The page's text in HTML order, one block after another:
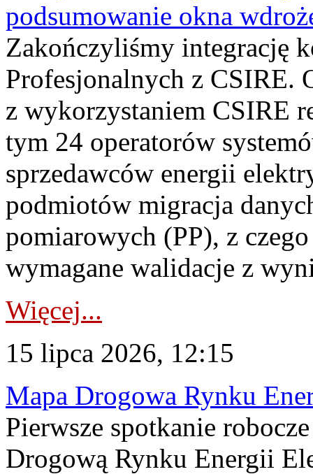
podsumowanie okna
Zakończyliśmy integrację
Profesjonalnych z CSIRE.
z wykorzystaniem CSIRE
tym 24 operatorów
sprzedawców energii
podmiotów migracja
pomiarowych (PP), z
wymagane walidacje z
Więcej...
15 lipca 2026, 12:15
Mapa Drogowa Rynku
Pierwsze spotkanie
Drogową Rynku Energii